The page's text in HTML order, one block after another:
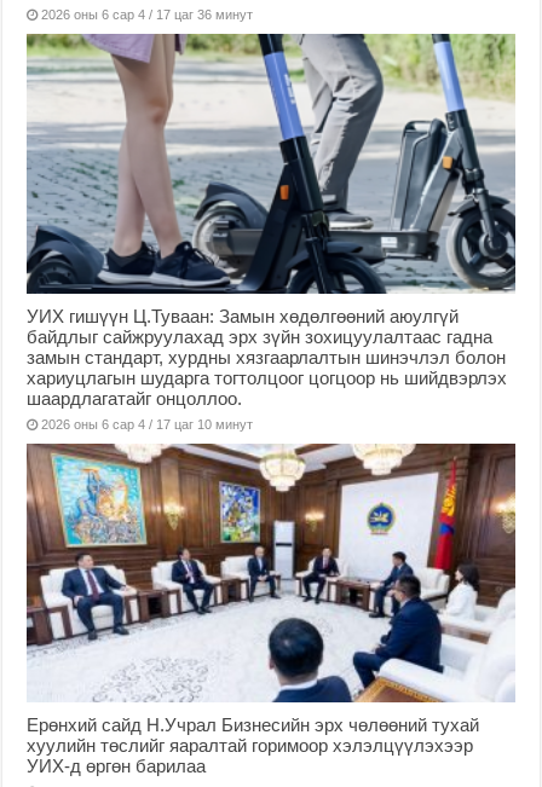
2026 оны 6 сар 4 / 17 цаг 36 минут
УИХ гишүүн Ц.Туваан: Замын хөдөлгөөний аюулгүй
байдлыг сайжруулахад эрх зүйн зохицуулалтаас гадна
замын стандарт, хурдны хязгаарлалтын шинэчлэл болон
хариуцлагын шударга тогтолцоог цогцоор нь шийдвэрлэх
шаардлагатайг онцоллоо.
2026 оны 6 сар 4 / 17 цаг 10 минут
Ерөнхий сайд Н.Учрал Бизнесийн эрх чөлөөний тухай
хуулийн төслийг яаралтай горимоор хэлэлцүүлэхээр
УИХ-д өргөн барилаа